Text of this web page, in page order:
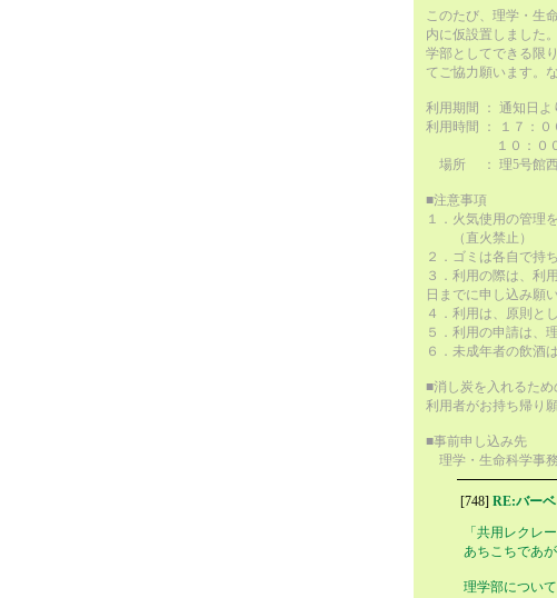
このたび、理学・生
内に仮設置しました
学部としてできる限
てご協力願います。
利用期間 ： 通知日
利用時間 ： １７：０
１０：００～２
場所 ： 理5号館西
■注意事項
１．火気使用の管理
（直火禁止）
２．ゴミは各自で持
３．利用の際は、利
日までに申し込み願い
４．利用は、原則と
５．利用の申請は、
６．未成年者の飲酒
■消し炭を入れるた
利用者がお持ち帰り
■事前申し込み先
理学・生命科学事
[748] RE:バー
「共用レクレ
あちこちであ
理学部につい